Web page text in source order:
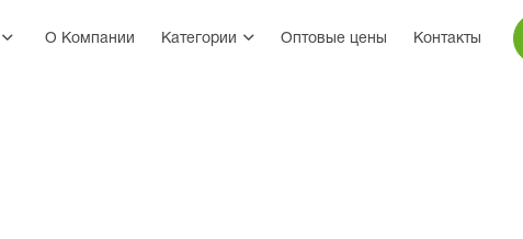
О Компании Категории Оптовые цены Контакты